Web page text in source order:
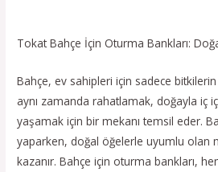
Tokat Bahçe İçin Oturma Bankları:
Bahçe, ev sahipleri için sadece
aynı zamanda rahatlamak, doğayla iç
yaşamak için bir mekanı temsil eder.
yaparken, doğal öğelerle uyumlu olan
kazanır. Bahçe için oturma bankları,